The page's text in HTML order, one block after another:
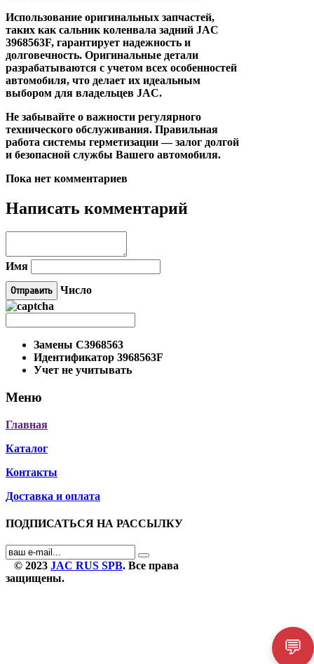
Использование оригинальных запчастей,
таких как сальник коленвала задний JAC
3968563F, гарантирует надежность и
долговечность. Оригинальные детали
разрабатываются с учетом всех особенностей
автомобиля, что делает их идеальным
выбором для владельцев JAC.
Не забывайте о важности регулярного
технического обслуживания. Правильная
работа системы герметизации — залог долгой
и безопасной службы Вашего автомобиля.
Пока нет комментариев
Написать комментарий
Имя
Число
Замены C3968563
Идентификатор 3968563F
Учет не учитывать
Меню
Главная
Каталог
Контакты
Доставка и оплата
ПОДПИСАТЬСЯ НА РАССЫЛКУ
© 2023 JAC RUS SPB. Все права
защищены.
💬